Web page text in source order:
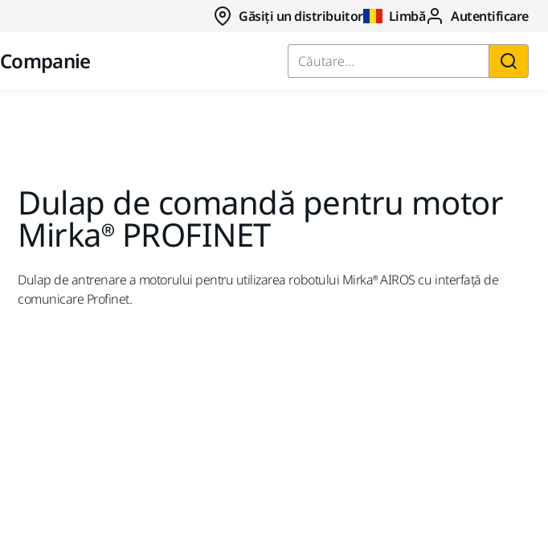
Găsiți un distribuitor Limbă Autentificare
Companie Căutare...
Dulap de comandă pentru motor
Mirka® PROFINET
Dulap de antrenare a motorului pentru utilizarea robotului Mirka® AIROS cu interfață de
comunicare Profinet.